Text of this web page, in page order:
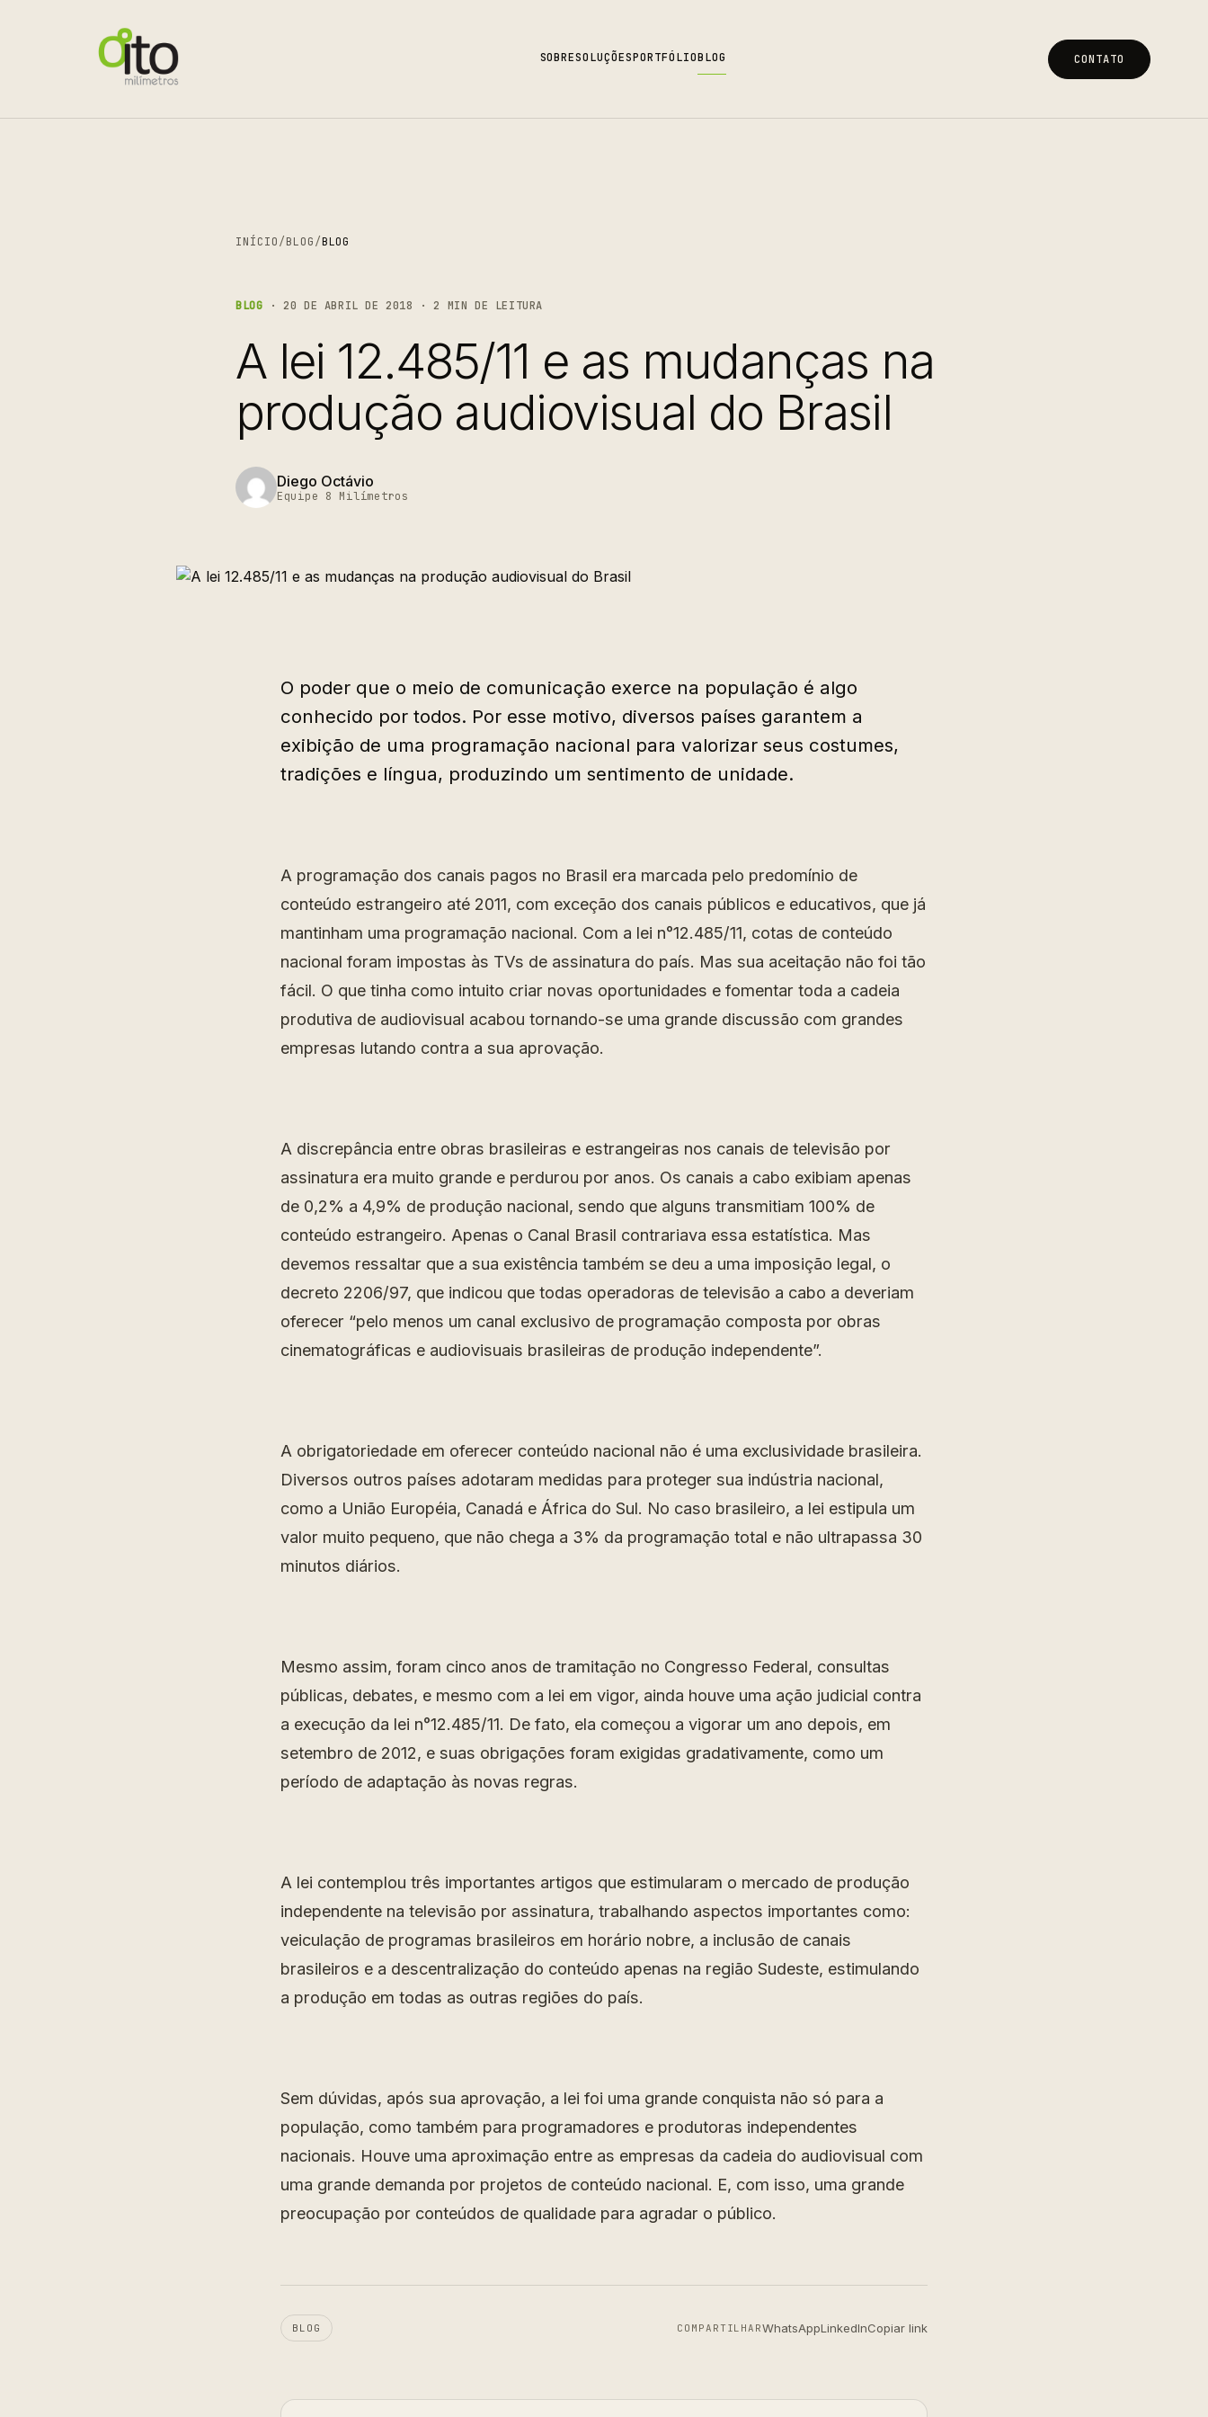
SOBRESOLUÇÕESPORTFÓLIOBLOG CONTATO
INÍCIO/BLOG/BLOG
BLOG · 20 DE ABRIL DE 2018 · 2 MIN DE LEITURA
A lei 12.485/11 e as mudanças na
produção audiovisual do Brasil
Diego Octávio
Equipe 8 Milímetros
O poder que o meio de comunicação exerce na população é algo
conhecido por todos. Por esse motivo, diversos países garantem a
exibição de uma programação nacional para valorizar seus costumes,
tradições e língua, produzindo um sentimento de unidade.
A programação dos canais pagos no Brasil era marcada pelo predomínio de
conteúdo estrangeiro até 2011, com exceção dos canais públicos e educativos, que já
mantinham uma programação nacional. Com a lei n°12.485/11, cotas de conteúdo
nacional foram impostas às TVs de assinatura do país. Mas sua aceitação não foi tão
fácil. O que tinha como intuito criar novas oportunidades e fomentar toda a cadeia
produtiva de audiovisual acabou tornando-se uma grande discussão com grandes
empresas lutando contra a sua aprovação.
A discrepância entre obras brasileiras e estrangeiras nos canais de televisão por
assinatura era muito grande e perdurou por anos. Os canais a cabo exibiam apenas
de 0,2% a 4,9% de produção nacional, sendo que alguns transmitiam 100% de
conteúdo estrangeiro. Apenas o Canal Brasil contrariava essa estatística. Mas
devemos ressaltar que a sua existência também se deu a uma imposição legal, o
decreto 2206/97, que indicou que todas operadoras de televisão a cabo a deveriam
oferecer “pelo menos um canal exclusivo de programação composta por obras
cinematográficas e audiovisuais brasileiras de produção independente”.
A obrigatoriedade em oferecer conteúdo nacional não é uma exclusividade brasileira.
Diversos outros países adotaram medidas para proteger sua indústria nacional,
como a União Européia, Canadá e África do Sul. No caso brasileiro, a lei estipula um
valor muito pequeno, que não chega a 3% da programação total e não ultrapassa 30
minutos diários.
Mesmo assim, foram cinco anos de tramitação no Congresso Federal, consultas
públicas, debates, e mesmo com a lei em vigor, ainda houve uma ação judicial contra
a execução da lei n°12.485/11. De fato, ela começou a vigorar um ano depois, em
setembro de 2012, e suas obrigações foram exigidas gradativamente, como um
período de adaptação às novas regras.
A lei contemplou três importantes artigos que estimularam o mercado de produção
independente na televisão por assinatura, trabalhando aspectos importantes como:
veiculação de programas brasileiros em horário nobre, a inclusão de canais
brasileiros e a descentralização do conteúdo apenas na região Sudeste, estimulando
a produção em todas as outras regiões do país.
Sem dúvidas, após sua aprovação, a lei foi uma grande conquista não só para a
população, como também para programadores e produtoras independentes
nacionais. Houve uma aproximação entre as empresas da cadeia do audiovisual com
uma grande demanda por projetos de conteúdo nacional. E, com isso, uma grande
preocupação por conteúdos de qualidade para agradar o público.
BLOG COMPARTILHARWhatsAppLinkedInCopiar link